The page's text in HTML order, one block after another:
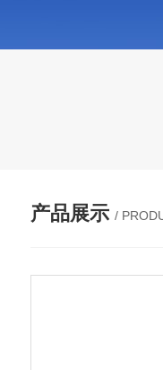
产品展示 /